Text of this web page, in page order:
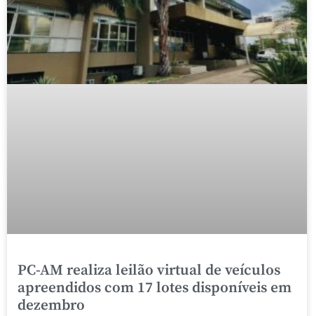
PC-AM realiza leilão virtual de veículos
apreendidos com 17 lotes disponíveis em
dezembro